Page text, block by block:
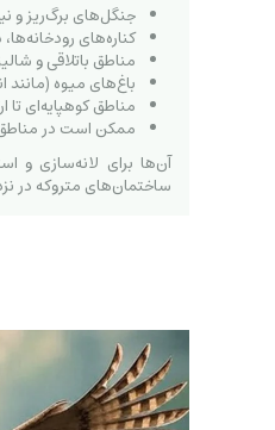
جنگل‌های برگ‌ریز و
کناره‌های
مناطق باتلاقی و
باغ‌های میوه (مانند
مناطق کوهپایه‌ای تا ارتفاع ۱۵۰۰ متر از
ممکن است در
آن‌ها برای لانه‌سازی و
ساختمان‌های متروکه در